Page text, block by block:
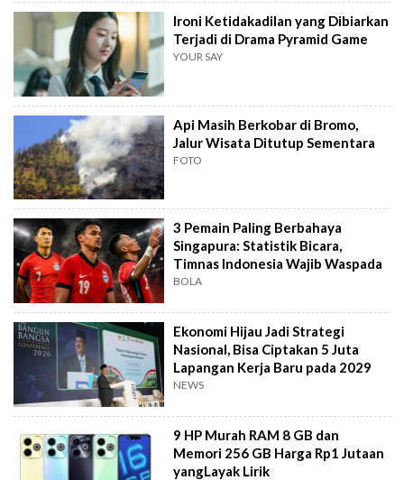
Ironi Ketidakadilan yang Dibiarkan
Terjadi di Drama Pyramid Game
YOUR SAY
Api Masih Berkobar di Bromo,
Jalur Wisata Ditutup Sementara
FOTO
3 Pemain Paling Berbahaya
Singapura: Statistik Bicara,
Timnas Indonesia Wajib Waspada
BOLA
Ekonomi Hijau Jadi Strategi
Nasional, Bisa Ciptakan 5 Juta
Lapangan Kerja Baru pada 2029
NEWS
9 HP Murah RAM 8 GB dan
Memori 256 GB Harga Rp1 Jutaan
yangLayak Lirik